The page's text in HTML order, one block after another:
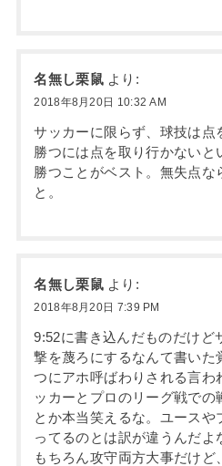
名無し栗鼠 より:
2018年8月20日 10:32 AM
サッカーに限らず、球技は点
勝つには点を取り行かないと
勝つことがベスト。無失点な
と。
名無し栗鼠 より:
2018年8月20日 7:39 PM
9:52に書き込んだものだけど
撃を蔑ろにするなんて書いた
つにアホ呼ばわりされる言わ
ッカーとプロのリーグ戦での
とか本当笑えるな。ユース
ってるのとは訳が違うんだよ
もちろん攻守両方大事だけど